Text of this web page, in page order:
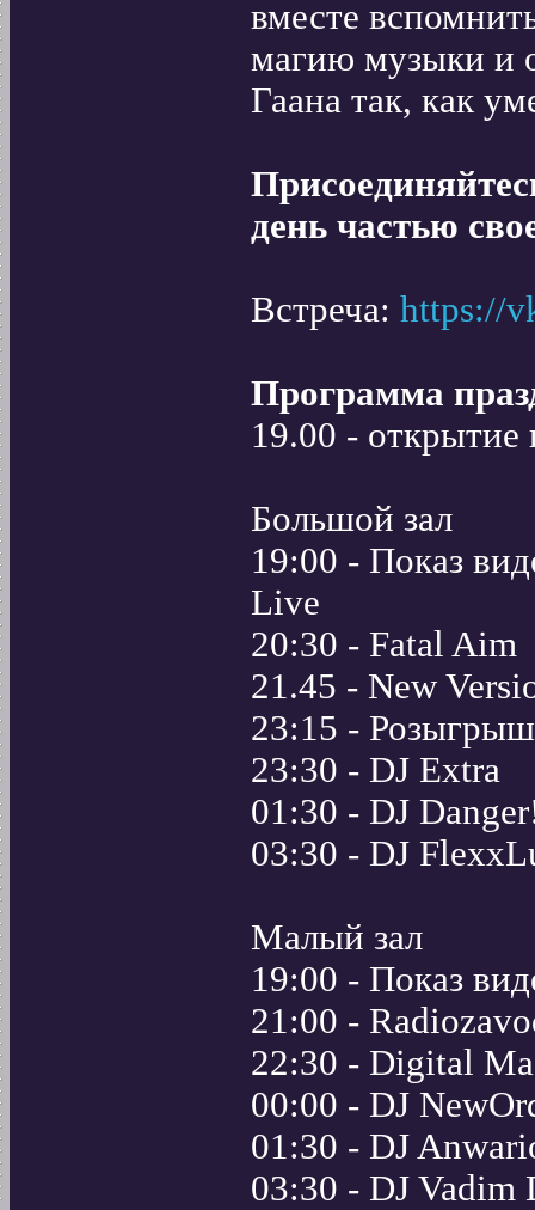
вместе
магию музыки и
Гаана так, как
день частью
Встреча: https://
Программа
19.00 - открытие
Большой зал
19:00 - Показ
Live
20:30 - Fatal Aim
21.45 - New
23:15 -
23:30 - DJ Extra
01:30 - DJ
03:30 - DJ
Малый зал
19:00 - Показ
21:00 -
22:30 - Digital
00:00 - DJ
01:30 - DJ
03:30 - DJ Vadim